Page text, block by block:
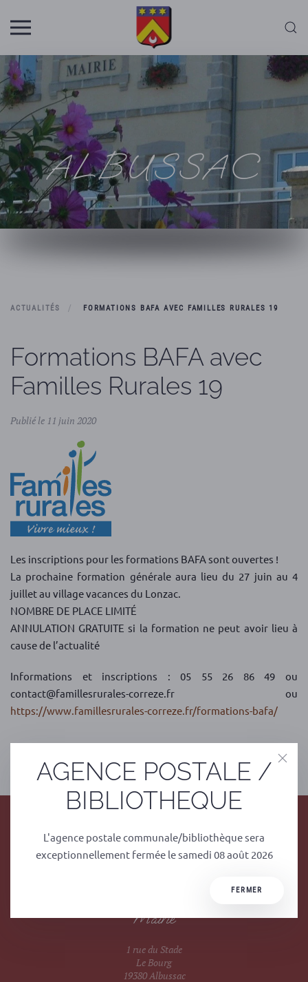
Skip to main content
ALBUSSAC
ACTUALITÉS FORMATIONS BAFA AVEC FAMILLES RURALES 19
Formations BAFA avec
Familles Rurales 19
Publié le 11 juin 2020
Les inscriptions pour les formations BAFA sont ouvertes !
La prochaine formation générale aura lieu du 27 juin au 4
juillet au village vacances du Lonzac.
NOMBRE DE PLACE LIMITÉ
ANNULATION GRATUITE si la formation ne peut avoir lieu à
cause de l’actualité
Informations et inscriptions : 05 55 26 86 49 ou
contact@famillesrurales-correze.fr ou
https://www.famillesrurales-correze.fr/formations-bafa/
SUIVANT
Mairie
1 rue du Stade
Le Bourg
19380 Albussac
AGENCE POSTALE /
BIBLIOTHEQUE
L'agence postale communale/bibliothèque sera
exceptionnellement fermée le samedi 08 août 2026
FERMER